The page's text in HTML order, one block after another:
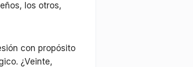
los otros,
con propósito
¿Veinte,